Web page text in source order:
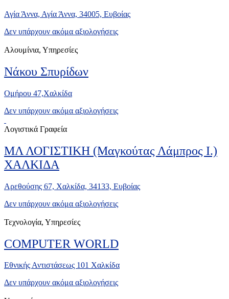
Αγία Άννα, Αγία Άννα, 34005, Ευβοίας
Δεν υπάρχουν ακόμα αξιολογήσεις
Αλουμίνια, Υπηρεσίες
Νάκου Σπυρίδων
Ομήρου 47,Χαλκίδα
Δεν υπάρχουν ακόμα αξιολογήσεις
Λογιστικά Γραφεία
ΜΛ ΛΟΓΙΣΤΙΚΗ (Μαγκούτας Λάμπρος Ι.)
ΧΑΛΚΙΔΑ
Αρεθούσης 67, Χαλκίδα, 34133, Ευβοίας
Δεν υπάρχουν ακόμα αξιολογήσεις
Τεχνολογία, Υπηρεσίες
COMPUTER WORLD
Εθνικής Αντιστάσεως 101 Χαλκίδα
Δεν υπάρχουν ακόμα αξιολογήσεις